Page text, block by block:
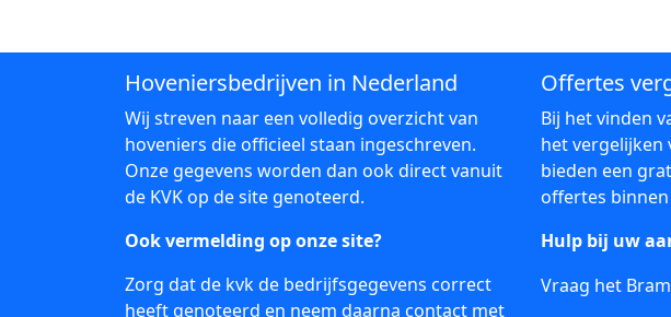
Hoveniersbedrijven in Nederland
Wij streven naar een volledig overzicht van
hoveniers die officieel staan ingeschreven.
Onze gegevens worden dan ook direct vanuit
de KVK op de site genoteerd.
Ook vermelding op onze site?
Zorg dat de kvk de bedrijfsgegevens correct
heeft genoteerd en neem daarna contact met
Offertes
Bij het vinden
het vergelijken
bieden een
offertes
Hulp bij uw
Vraag het